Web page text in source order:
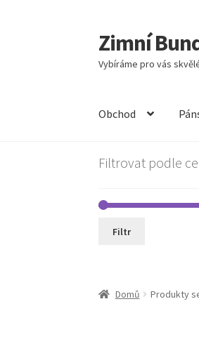
Přeskočit
na
navigaci
Přejít
k
obsahu
Zimní
Vybíráme pro vás
Obchod
Filtrovat podle
Filtr
Domů Produkty